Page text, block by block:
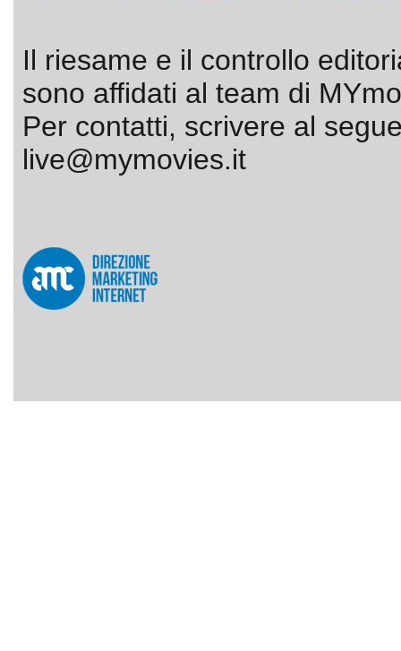
Il riesame e il controllo
sono affidati al team di
Per contatti, scrivere al
live@mymovies.it